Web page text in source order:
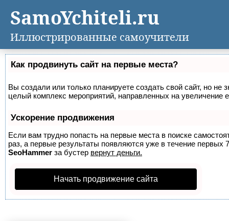
Как продвинуть сайт на первые места?
Вы создали или только планируете создать свой сайт, но не
целый комплекс мероприятий, направленных на увеличение
Ускорение продвижения
Если вам трудно попасть на первые места в поиске
раз, а первые результаты появляются уже в течение первых
SeoHammer за бустер вернут деньги.
Начать продвижение сайта
SamoYchiteli.ru
Иллюстрированные самоучители